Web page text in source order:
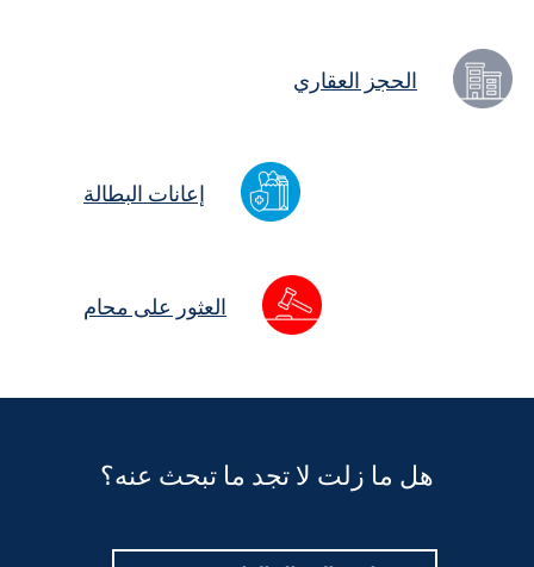
الحجز العقاري
إعانات البطالة
العثور على محام
هل ما زلت لا تجد ما تبحث عنه؟